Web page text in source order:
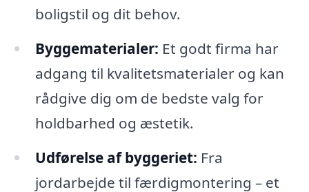
boligstil og dit behov.
Byggematerialer: Et godt firma har
adgang til kvalitetsmaterialer og kan
rådgive dig om de bedste valg for
holdbarhed og æstetik.
Udførelse af byggeriet: Fra
jordarbejde til færdigmontering – et